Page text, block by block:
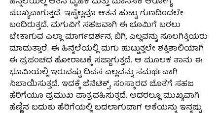
ಮುಖ್ಯವಾಗುತ್ತದೆ. ಇಷ್ಟೆಲ್ಲವೂ ಆತನ ಹುಟ್ಟು ಗುಣದಿಂದಲೇ
ಬಂದಿರುತ್ತದೆ. ಮಗುವಿಗೆ ಸಹಜವಾಗಿ ಈ ಭೂಮಿಗೆ ಬರಲು
ಬೇಕಾಗುವ ಎಲ್ಲಾ ಮಾರ್ಗದರ್ಶನ, ಬಿಗಿ, ಎಲ್ಲವನ್ನು ಸೂಲಗಿತ್ತಿಯರು
ಮಾಡುತ್ತಾರೆ. ಈ ಹಿನ್ನೆಲೆಯಲ್ಲಿ ಮಗು ಹುಟ್ಟುತ್ತಲೇ ಶಕ್ತಿಶಾಲಿಯಾಗಿ
ಈ ಪ್ರಪಂಚದ ಹೋರಾಟಕ್ಕೆ ಸಜ್ಜಾಗುತ್ತದೆ. ಆ ಮೂಲಕ ತಾನು ಈ
ಭೂಮಿಯಲ್ಲಿ ಇರುವಷ್ಟು ದಿವಸ ಎಲ್ಲವನ್ನು ಸಮರ್ಥವಾಗಿ
ನಿಭಾಯಿಸುತ್ತದೆ. ಇದಕ್ಕೆ ಜೆನೆಟಿಕ್ಸ್, ಸಂಸ್ಕಾರದ ಜೊತೆಗೆ ಸಹಜ
ಹೆರಿಗೆಯೂ ಪ್ರಮುಖ ಪಾತ್ರವಹಿಸುತ್ತದೆ. ಅದರಲ್ಲೂ ಮುಖ್ಯವಾಗಿ
ಹೆಣ್ಣಿನ ಬದುಕು ಹೆರಿಗೆಯಲ್ಲಿ ಬದಲಾಗುವಾಗ ಆಕೆಯನ್ನು ಇನ್ನಷ್ಟು